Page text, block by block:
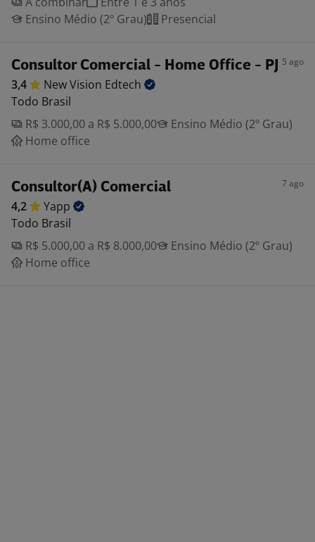
Ensino Médio (2º Grau)
Presencial
Consultor Comercial - Home Office - PJ 5 ago
3,4 New Vision Edtech
Todo Brasil
R$ 3.000,00 a R$ 5.000,00
Ensino Médio (2º Grau)
Home office
Consultor(A) Comercial 7 ago
4,2
Yapp
Todo Brasil
R$ 5.000,00 a R$ 8.000,00
Ensino Médio (2º Grau)
Home office